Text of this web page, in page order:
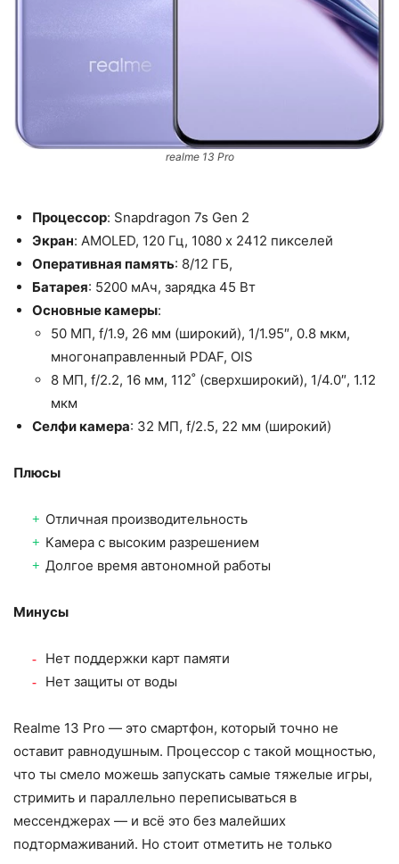
realme 13 Pro
Процессор: Snapdragon 7s Gen 2
Экран: AMOLED, 120 Гц, 1080 x 2412 пикселей
Оперативная память: 8/12 ГБ,
Батарея: 5200 мАч, зарядка 45 Вт
Основные камеры:
50 МП, f/1.9, 26 мм (широкий), 1/1.95″, 0.8 мкм,
многонаправленный PDAF, OIS
8 МП, f/2.2, 16 мм, 112˚ (сверхширокий), 1/4.0″, 1.12
мкм
Селфи камера: 32 МП, f/2.5, 22 мм (широкий)
Плюсы
Отличная производительность
Камера с высоким разрешением
Долгое время автономной работы
Минусы
Нет поддержки карт памяти
Нет защиты от воды
Realme 13 Pro — это смартфон, который точно не
оставит равнодушным. Процессор с такой мощностью,
что ты смело можешь запускать самые тяжелые игры,
стримить и параллельно переписываться в
мессенджерах — и всё это без малейших
подтормаживаний. Но стоит отметить не только